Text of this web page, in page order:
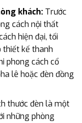
khách:Trước
cách nội thất
hiện đại, tối
thiết kế thanh
phong cách cổ
lê hoặc đèn đồng
thước đèn là một
những phòng